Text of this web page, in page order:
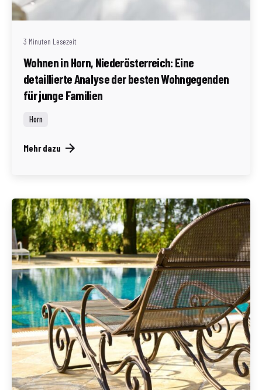
3 Minuten Lesezeit
Wohnen in Horn, Niederösterreich: Eine
detaillierte Analyse der besten Wohngegenden
für junge Familien
Horn
Mehr dazu